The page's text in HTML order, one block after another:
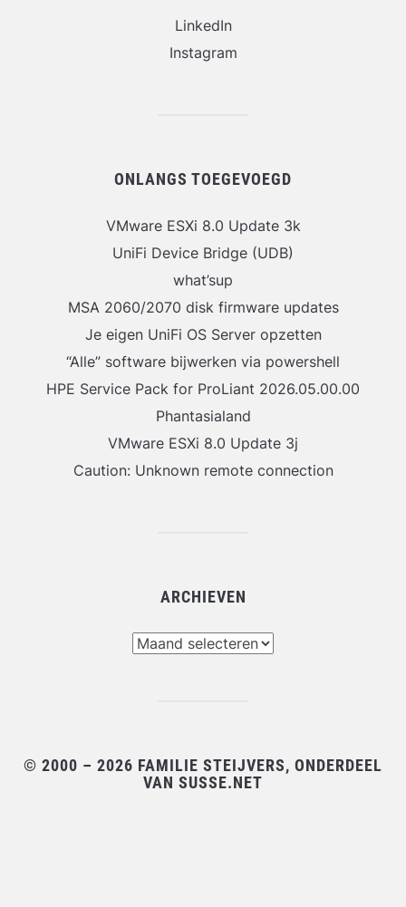
LinkedIn
Instagram
ONLANGS TOEGEVOEGD
VMware ESXi 8.0 Update 3k
UniFi Device Bridge (UDB)
what’sup
MSA 2060/2070 disk firmware updates
Je eigen UniFi OS Server opzetten
“Alle” software bijwerken via powershell
HPE Service Pack for ProLiant 2026.05.00.00
Phantasialand
VMware ESXi 8.0 Update 3j
Caution: Unknown remote connection
ARCHIEVEN
© 2000 – 2026 FAMILIE STEIJVERS, ONDERDEEL
VAN SUSSE.NET